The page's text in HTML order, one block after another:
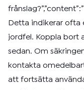
Detta indikerar ofta
jordfel. Koppla bort
sedan. Om
kontakta
att fortsätta använda